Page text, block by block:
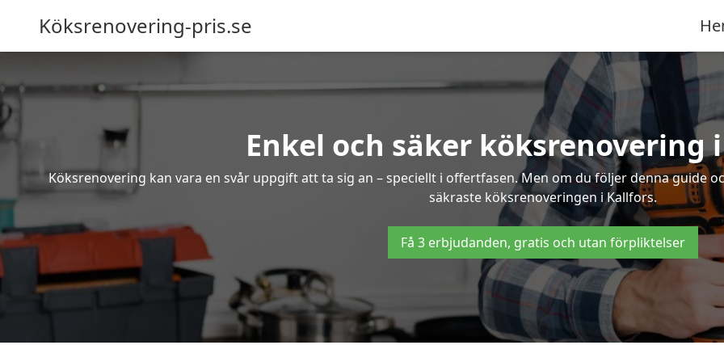
Köksrenovering-pris.se
Enkel och säker köksrenovering
Köksrenovering kan vara en svår uppgift att ta sig an – speciellt i offertfasen. Men om du följer denna guide
säkraste köksrenoveringen i Kallfors.
Få 3 erbjudanden, gratis och utan förpliktelser